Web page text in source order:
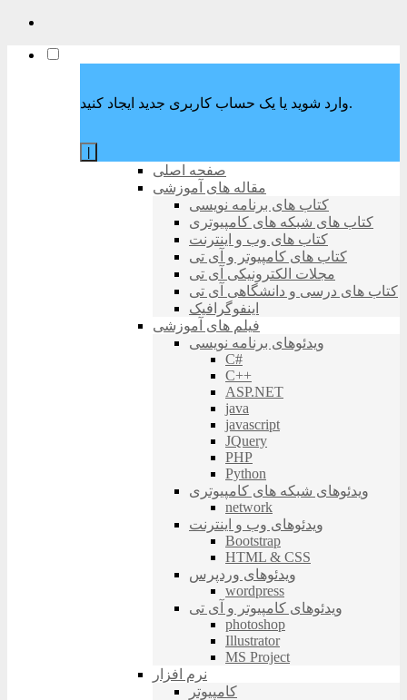
وارد شوید یا یک حساب کاربری جدید ایجاد کنید.
صفحه اصلی
مقاله های آموزشی
کتاب های برنامه نویسی
کتاب های شبکه های کامپیوتری
کتاب های وب و اینترنت
کتاب های کامپیوتر و آی تی
مجلات الکترونیکی آی تی
کتاب های درسی و دانشگاهی آی تی
اینفوگرافیک
فیلم های آموزشی
ویدئوهای برنامه نویسی
C#
C++
ASP.NET
java
javascript
JQuery
PHP
Python
ویدئوهای شبکه های کامپیوتری
network
ویدئوهای وب و اینترنت
Bootstrap
HTML & CSS
ویدئوهای وردپرس
wordpress
ویدئوهای کامپیوتر و آی تی
photoshop
Illustrator
MS Project
نرم افزار
کامپیوتر